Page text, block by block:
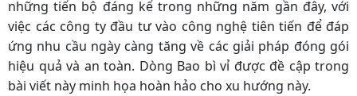
những tiến bộ đáng kể trong những năm gần đây, với
việc các công ty đầu tư vào công nghệ tiên tiến để đáp
ứng nhu cầu ngày càng tăng về các giải pháp đóng gói
hiệu quả và an toàn. Dòng Bao bì vỉ được đề cập trong
bài viết này minh họa hoàn hảo cho xu hướng này.